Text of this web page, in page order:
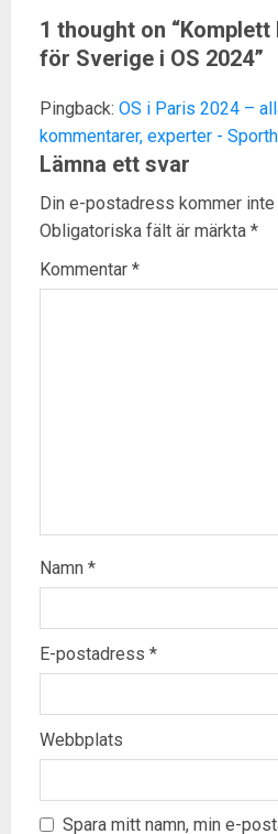
1 thought on “Komplett
för Sverige i OS 2024”
Pingback: OS i Paris 2024 –
kommentarer, experter -
Lämna ett svar
Din e-postadress kommer inte
Obligatoriska fält är märkta *
Kommentar *
Namn *
E-postadress *
Webbplats
Spara mitt namn, min e-